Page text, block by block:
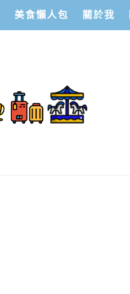
美食懶人包 關於我